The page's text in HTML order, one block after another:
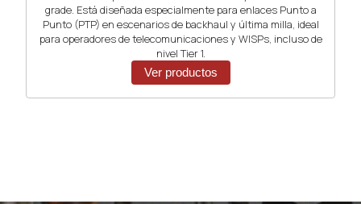
grade. Está diseñada especialmente para enlaces Punto a
Punto (PTP) en escenarios de backhaul y última milla, ideal
para operadores de telecomunicaciones y WISPs, incluso de
nivel Tier 1.
Ver productos